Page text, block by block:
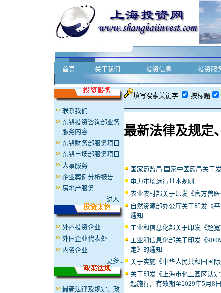
首页 关于我们 投资信息 投资服
联系我们
东锦投资咨询部业务
服务内容
东锦财务部服务项目
东锦市场部服务项目
人事服务
企业案例分析报告
房地产服务
进入...
外商投资企业
外国企业代表处
内资企业
更多...
最新法律及规定、政
填写搜索关键字 按标题
最新法律及规定
国家药监局 国家中医药局关于
电力市场运行基本规则
农业农村部关于印发《官方兽
自然资源部办公厅关于印发《
通知
工业和信息化部关于印发《超
工业和信息化部关于印发《
定》的通知
关于实施《中华人民共和国国
关于印发《上海市化工园区认
起施行，有效期至2029年5月8